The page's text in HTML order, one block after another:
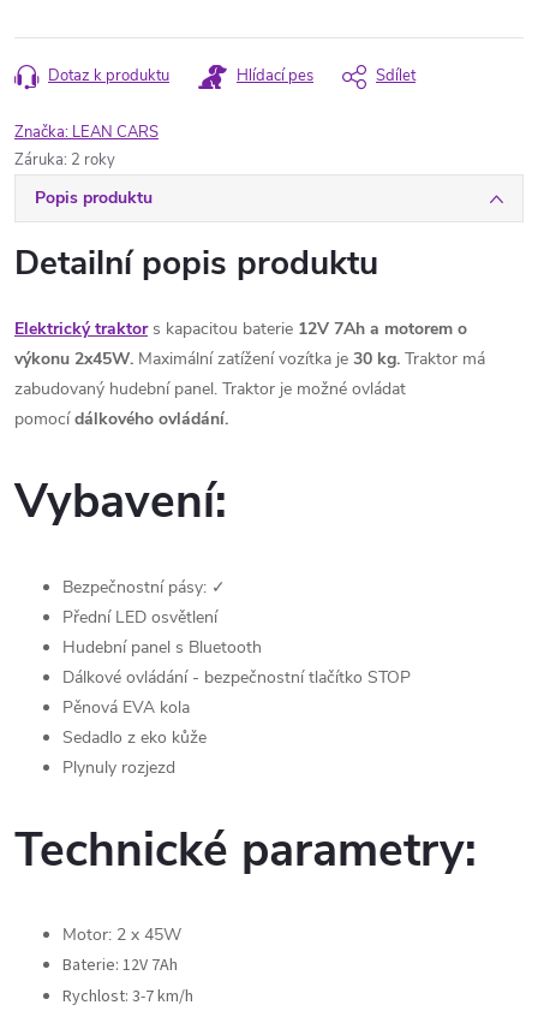
cena:
Dotaz k produktu Hlídací pes Sdílet
Značka: LEAN CARS
Záruka: 2 roky
Popis produktu
Detailní popis produktu
Elektrický traktors kapacitou baterie 12V 7Ah a motorem o
výkonu 2x45W. Maximální zatížení vozítka je 30 kg. Traktor má
zabudovaný hudební panel. Traktor je možné ovládat
pomocídálkového ovládání.
Vybavení:
Bezpečnostní pásy: ✓
Přední LED osvětlení
Hudební panel s Bluetooth
Dálkové ovládání - bezpečnostní tlačítko STOP
Pěnová EVA kola
Sedadlo z eko kůže
Plynuly rozjezd
Technické parametry:
Motor: 2 x 45W
Baterie: 12V 7Ah
Rychlost: 3-7 km/h